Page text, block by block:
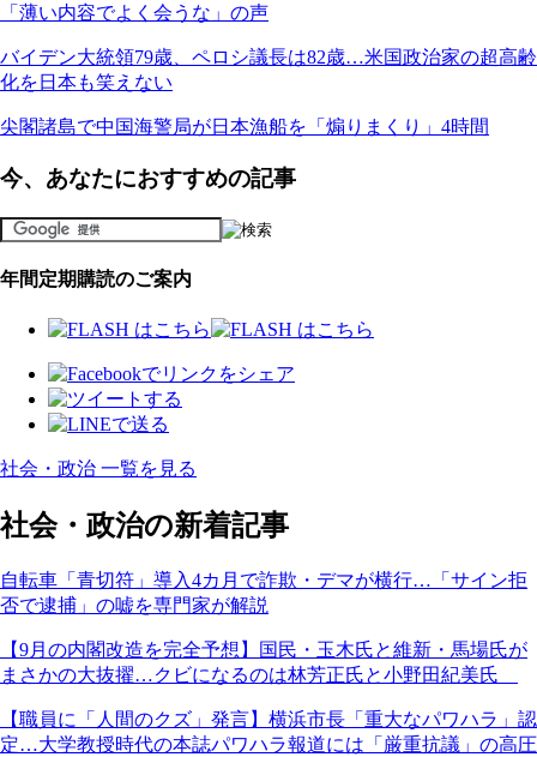
「薄い内容でよく会うな」の声
バイデン大統領79歳、ペロシ議長は82歳…米国政治家の超高齢
化を日本も笑えない
尖閣諸島で中国海警局が日本漁船を「煽りまくり」4時間
今、あなたにおすすめの記事
年間定期購読のご案内
社会・政治 一覧を見る
社会・政治の新着記事
自転車「青切符」導入4カ月で詐欺・デマが横行…「サイン拒
否で逮捕」の嘘を専門家が解説
【9月の内閣改造を完全予想】国民・玉木氏と維新・馬場氏が
まさかの大抜擢…クビになるのは林芳正氏と小野田紀美氏
【職員に「人間のクズ」発言】横浜市長「重大なパワハラ」認
定…大学教授時代の本誌パワハラ報道には「厳重抗議」の高圧